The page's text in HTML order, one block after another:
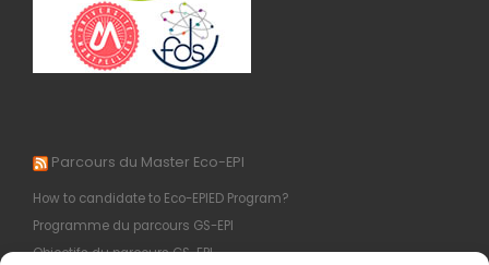
Parcours du Master Eco-EPI
How to candidate to Eco-EPIED Program?
Programme du parcours GS-EPI
Objectifs du parcours GS-EPI